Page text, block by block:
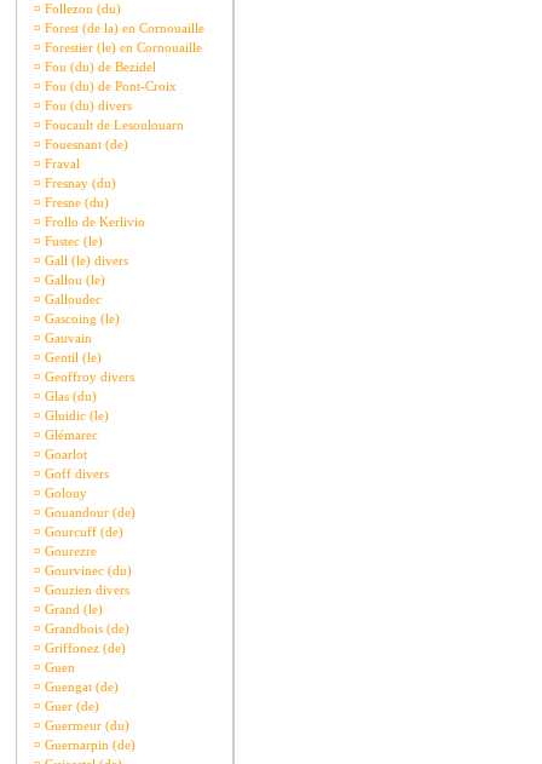
¤ Follezou (du)
¤ Forest (de la) en Cornouaille
¤ Forestier (le) en Cornouaille
¤ Fou (du) de Bezidel
¤ Fou (du) de Pont-Croix
¤ Fou (du) divers
¤ Foucault de Lesoulouarn
¤ Fouesnant (de)
¤ Fraval
¤ Fresnay (du)
¤ Fresne (du)
¤ Frollo de Kerlivio
¤ Fustec (le)
¤ Gall (le) divers
¤ Gallou (le)
¤ Galloudec
¤ Gascoing (le)
¤ Gauvain
¤ Gentil (le)
¤ Geoffroy divers
¤ Glas (du)
¤ Gluidic (le)
¤ Glémarec
¤ Goarlot
¤ Goff divers
¤ Golouy
¤ Gouandour (de)
¤ Gourcuff (de)
¤ Gourezre
¤ Gourvinec (du)
¤ Gouzien divers
¤ Grand (le)
¤ Grandbois (de)
¤ Griffonez (de)
¤ Guen
¤ Guengat (de)
¤ Guer (de)
¤ Guermeur (du)
¤ Guernarpin (de)